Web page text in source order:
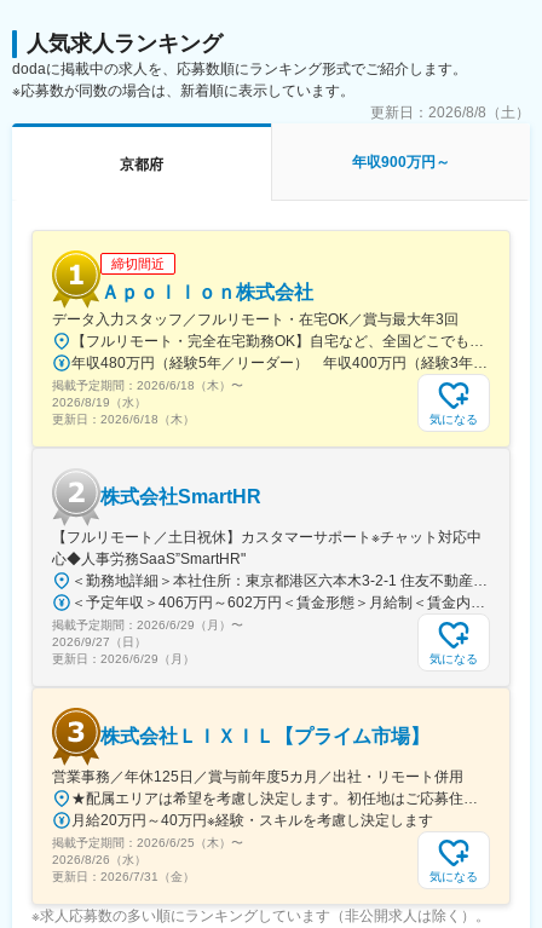
■得られる経験：
制御設計に加え、HMI開発や装置立上げ・調整まで一貫して経験
することで、装置全体を理解できるエンジニアへ成長できます。
自動化が進む中で需要の高い制御技術を軸に、幅広い産業機器分
■魅力：
（年収1000万円超えの現役エンジニアも在籍）
◎年間1040回のエンジニア主催技術勉強会で圧倒的成長環境
◎業界や職種を超えたメイテックの仲間とつながり自主勉強会も
含め技術力を研鑽可能
◎最先端の技術情報を知る担当営業とともに身に着けるべき技術
や経験すべき業界を考え、キャリアを形成できる戦略的ローテー
ション制度
◎配属先メーカーの現場新入社員OJT・技術指導を担うほどの技
術力への圧倒的信頼
◎技術単価平均5,881円のハイレベルなPJTを担当可能
◎上流工程PJTが約90%
株式会社デンソー、三菱重工業株式会社、ソニーセミコンダクタ
ソリューションズ株式会社、株式会社ニコン、株式会社日立ハイ
テク、本田技研工業株式会社、株式会社デンソーテン、株式会社
ＳＵＢＡＲＵ、ヤマハ発動機株式会社、トヨタ自動車株式会社等
取引先4,000社（グループ計）
変更の範囲：会社の定める業務
人気求人ランキング
dodaに掲載中の求人を、応募数順にランキング形式でご紹介します。
※応募数が同数の場合は、新着順に表示しています。
更新日： 2026/8/8（土）
京都府 年収900万円～
締切間近
Ａｐｏｌｌｏｎ株式会社
データ入力スタッフ／フルリモート・在宅OK／賞与最大年3回
【フルリモート・完全在宅勤務OK】自宅など、全国どこでもあなたが働きやすい場所で働けます★転居を伴う転勤なし★全国47都道府県どこからでも応募OK【本社】東京都新宿区山吹町130番地の15 茜ビル2-A＜アクセス＞有楽町線「江戸川橋駅」、東西線「東西線」より徒歩10分※受動喫煙対策：あり
年収480万円（経験5年／リーダー） 年収400万円（経験3年／メンバー）
掲載予定期間： 2026/6/18（木） 〜
2026/8/19（水）
更新日： 2026/6/18（木） 気になる
株式会社SmartHR
【フルリモート／土日祝休】カスタマーサポート※チャット対応中
心◆人事労務SaaS”SmartHR"
＜勤務地詳細＞本社住所：東京都港区六本木3-2-1 住友不動産六本木グランドタワー勤務地最寄駅：東京メトロ南北線／六本木一丁目駅受動喫煙対策：屋内全面禁煙変更の範囲：会社の定める事業所（リモートワーク含む）
＜予定年収＞406万円～602万円＜賃金形態＞月給制＜賃金内訳＞月額（基本給）：212,480円～315,200円その他固定手当/月：5,000円固定残業手当/月：77,520円～114,800円（固定残業時間45時間0分/月）超過した時間外労働の残業手当は追加支給＜月給＞295,000円～435,000円（一律手当を含む）＜昇給有無＞有＜残業手当＞有賃金はあくまでも目安の金額であり、選考を通じて上下する可能性があります。月給(月額)は固定手当を含めた表記です。
掲載予定期間： 2026/6/29（月） 〜
2026/9/27（日）
更新日： 2026/6/29（月） 気になる
株式会社ＬＩＸＩＬ【プライム市場】
営業事務／年休125日／賞与前年度5カ月／出社・リモート併用
★配属エリアは希望を考慮し決定します。初任地はご応募住所での配属となります。入社後、転勤が伴う異動に関しては、必ず勤務地のご希望も確認した上で決定します。【配属オフィス一覧】■東京都品川区西品川1丁目1-1 大崎ガーデンタワー■愛知県名古屋市中村区名駅南4丁目11-40■京都府京都市伏見区竹田田中宮町103 ■大阪府大阪市中央区本町2丁目6-8 センバ・セントラルビル9F■大阪府箕面市萱野4丁目5-45■広島県広島市安佐南区西原6丁目11-8■福岡県福岡市博多区半道橋2-15-10 SOLAビル★出社とリモートワークを併用しながらの勤務となります。 業務に慣れるまでは、原則出社となります。 慣れてきたら少しずつリモートの日を増やし、最終的には週1～3日ほどの出社となる予定です（目安：～入社6カ月）。※受動喫煙対策：あり
月給20万円～40万円※経験・スキルを考慮し決定します
掲載予定期間： 2026/6/25（木） 〜
2026/8/26（水）
更新日： 2026/7/31（金） 気になる
※求人応募数の多い順にランキングしています（非公開求人は除く）。